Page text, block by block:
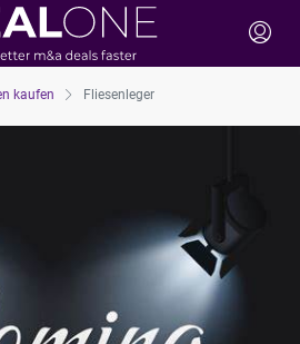
kaufen Fliesenleger